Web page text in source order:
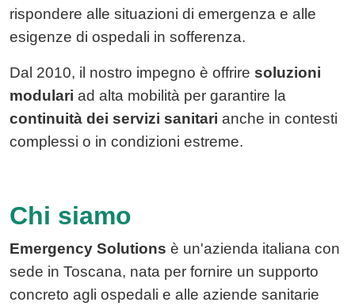
rispondere alle situazioni di emergenza e alle
esigenze di ospedali in sofferenza.
Dal 2010, il nostro impegno è offrire soluzioni
modulari ad alta mobilità per garantire la
continuità dei servizi sanitari anche in contesti
complessi o in condizioni estreme.
Chi siamo
Emergency Solutions è un'azienda italiana con
sede in Toscana, nata per fornire un supporto
concreto agli ospedali e alle aziende sanitarie